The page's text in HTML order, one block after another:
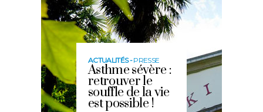
ACTUALITÉS -PRESSE
Asthme sévère :
retrouver le
souffle de la vie
est possible !